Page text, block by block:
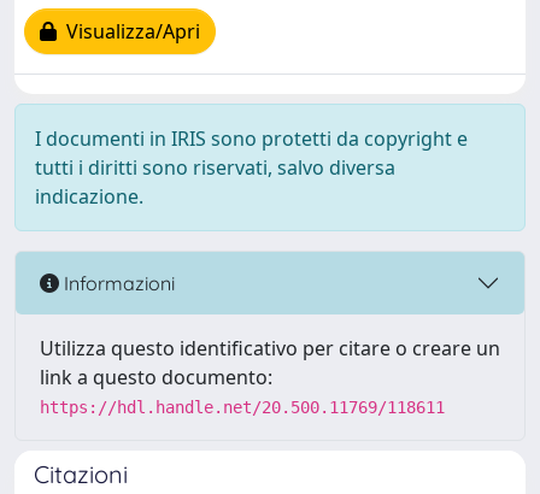
Visualizza/Apri
I documenti in IRIS sono protetti da copyright e
tutti i diritti sono riservati, salvo diversa
indicazione.
Informazioni
Utilizza questo identificativo per citare o creare un
link a questo documento:
https://hdl.handle.net/20.500.11769/118611
Citazioni